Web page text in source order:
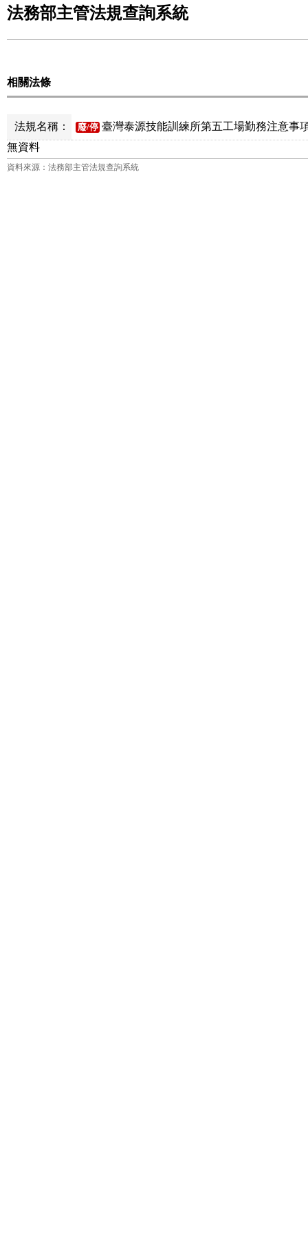
法務部主管法規查詢系統
相關法條
法規名稱： 廢/停 臺灣泰源技能訓練所第五工場勤務注意事
無資料
資料來源：法務部主管法規查詢系統